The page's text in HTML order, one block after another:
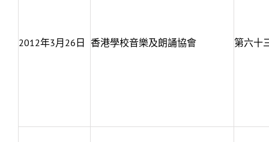
2012年3月26日 香港學校音樂及朗誦協會 第六十